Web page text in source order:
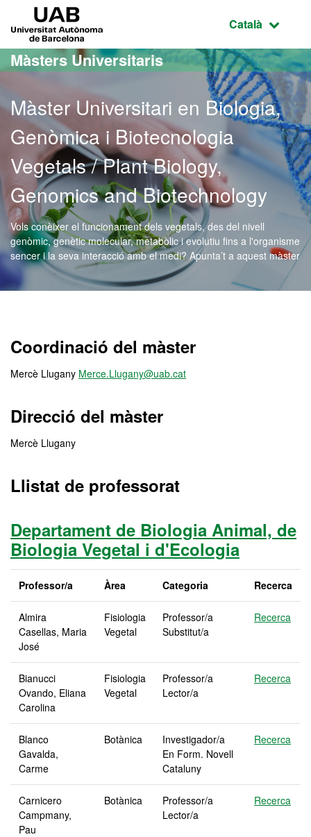
Ves al contingut principal
Ves a la navegació de la pàgina
Idioma
Català
Màsters Universitaris
Màster Universitari en Biologia,
Genòmica i Biotecnologia
Vegetals / Plant Biology,
Genomics and Biotechnology
Vols conèixer el funcionament dels vegetals, des del nivell
genòmic, genètic molecular, metabòlic i evolutiu fins a l'organisme
sencer i la seva interacció amb el medi? Apunta’t a aquest màster
Coordinació del màster
Mercè Llugany Merce.Llugany@uab.cat
Direcció del màster
Mercè Llugany
Llistat de professorat
Departament de Biologia Animal, de
Biologia Vegetal i d'Ecologia
Professor/a Àrea Categoria Recerca
Almira
Casellas, Maria
José
Fisiologia
Vegetal
Professor/a
Substitut/a
Recerca
Bianucci
Ovando, Eliana
Carolina
Fisiologia
Vegetal
Professor/a
Lector/a
Recerca
Blanco
Gavalda,
Carme
Botànica
Investigador/a
En Form. Novell
Cataluny
Recerca
Carnicero
Campmany,
Pau
Botànica
Professor/a
Lector/a
Recerca